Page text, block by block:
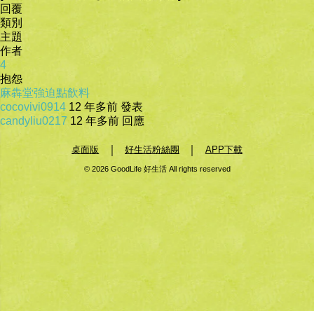
回覆
類別
主題
作者
4
抱怨
麻犇堂強迫點飲料
cocovivi0914 12 年多前 發表
candyliu021712 年多前 回應
桌面版 好生活粉絲團 APP下載
© 2026 GoodLife 好生活 All rights reserved